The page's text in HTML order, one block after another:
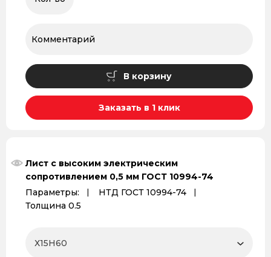
В корзину
Заказать в 1 клик
Лист с высоким электрическим
сопротивлением 0,5 мм ГОСТ 10994-74
Параметры:
НТД ГОСТ 10994-74
Толщина 0.5